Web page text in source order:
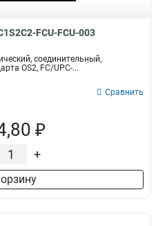
FCU-FCU-003
соединительный,
OS2, FC/UPC-...
Сравнить
₽
+